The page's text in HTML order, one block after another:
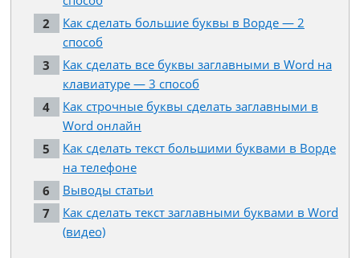
Как сделать большие буквы в Ворде — 2
способ
Как сделать все буквы заглавными в Word на
клавиатуре — 3 способ
Как строчные буквы сделать заглавными в
Word онлайн
Как сделать текст большими буквами в Ворде
на телефоне
Выводы статьи
Как сделать текст заглавными буквами в Word
(видео)